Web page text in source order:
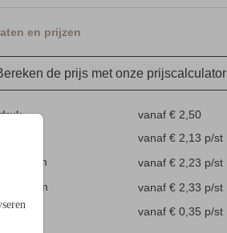
en prijzen
de prijs met onze prijscalculator
vanaf € 2,50
vanaf € 2,13 p/st
17.1 cm
vanaf € 2,23 p/st
21.6 cm
vanaf € 2,33 p/st
vanaf € 0,35 p/st